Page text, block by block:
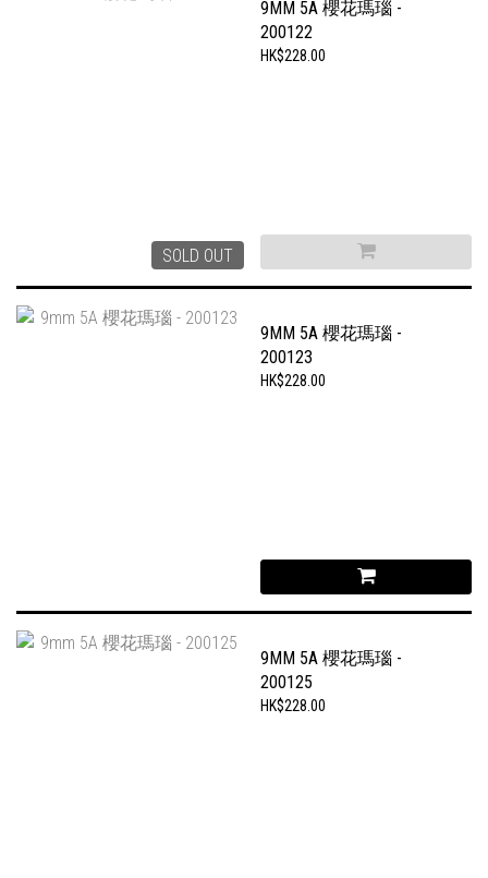
SOLD OUT
9MM 5A 櫻花瑪瑙 -
200122
HK$228.00
9MM 5A 櫻花瑪瑙 -
200123
HK$228.00
9MM 5A 櫻花瑪瑙 -
200125
HK$228.00